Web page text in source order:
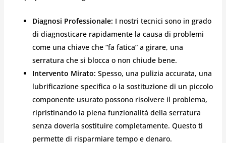
Diagnosi Professionale: I nostri tecnici sono in grado
di diagnosticare rapidamente la causa di problemi
come una chiave che “fa fatica” a girare, una
serratura che si blocca o non chiude bene.
Intervento Mirato: Spesso, una pulizia accurata, una
lubrificazione specifica o la sostituzione di un piccolo
componente usurato possono risolvere il problema,
ripristinando la piena funzionalità della serratura
senza doverla sostituire completamente. Questo ti
permette di risparmiare tempo e denaro.